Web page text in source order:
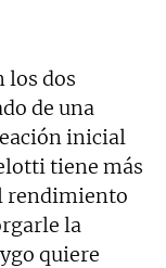
los dos
de una
inicial
tiene más
rendimiento
la
quiere